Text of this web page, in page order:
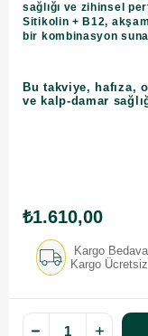
sağlığı ve zihinsel
Sitikolin + B12,
bir kombinasyon
Bu takviye, hafıza,
ve kalp-damar
₺1.610,00
Kargo
Kargo Ücretsiz